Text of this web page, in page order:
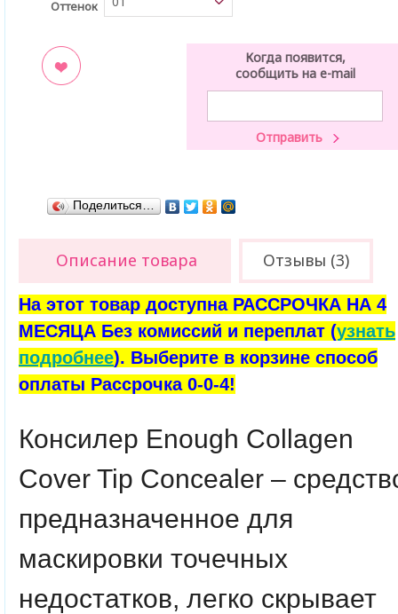
Оттенок
Когда появится,
сообщить на e-mail
Поделиться…
Описание товара Отзывы (3)
На этот товар доступна РАССРОЧКА НА 4
МЕСЯЦА Без комиссий и переплат (узнать
подробнее). Выберите в корзине способ
оплаты Рассрочка 0-0-4!
Консилер Enough Collagen
Cover Tip Concealer –
предназначенное для
маскировки точечных
недостатков, легко скрывает